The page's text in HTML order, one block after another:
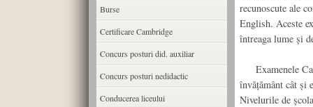
recunoscute ale
English. Aceste
întreaga lume și
Examenele
învățământ cât
Nivelurile de
Burse
Certificare Cambridge
Concurs posturi did. auxiliar
Concurs posturi nedidactic
Conducerea liceului